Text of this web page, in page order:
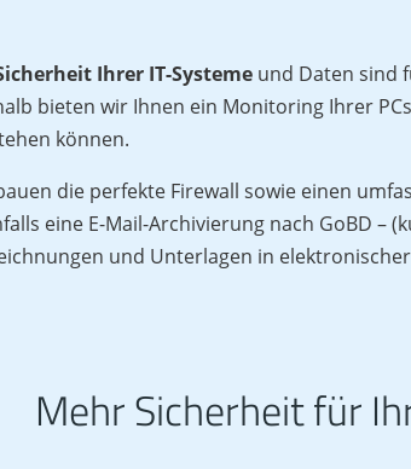
Ihrer IT-Systeme und Daten sind
bieten wir Ihnen ein Monitoring Ihrer
können.
die perfekte Firewall sowie einen
eine E-Mail-Archivierung nach GoBD –
und Unterlagen in
Mehr Sicherheit für